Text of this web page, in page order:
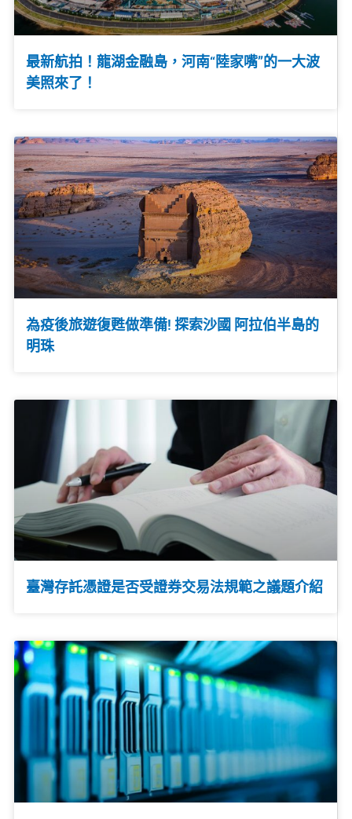
最新航拍！龍湖金融島，河南“陸家嘴”的一大波
美照來了！
為疫後旅遊復甦做準備! 探索沙國 阿拉伯半島的
明珠
臺灣存託憑證是否受證券交易法規範之議題介紹